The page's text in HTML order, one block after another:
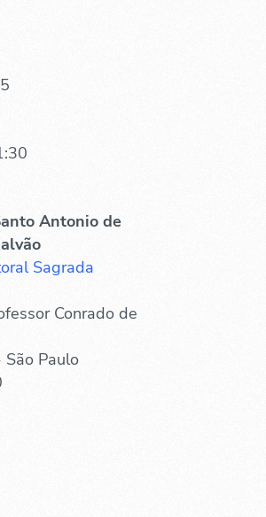
Antonio de
Sagrada
Conrado de
São Paulo